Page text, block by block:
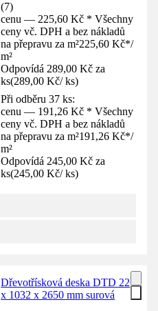
(7)
cenu — 225,60 Kč * Všechny
ceny vč. DPH a bez nákladů
na přepravu za m²225,60 Kč*/
m²
Odpovídá 289,00 Kč za
ks(289,00 Kč/ ks)
Při odběru 37 ks:
cenu — 191,26 Kč * Všechny
ceny vč. DPH a bez nákladů
na přepravu za m²191,26 Kč*/
m²
Odpovídá 245,00 Kč za
ks(245,00 Kč/ ks)
Dřevotřísková deska DTD 22
x 1032 x 2650 mm surová